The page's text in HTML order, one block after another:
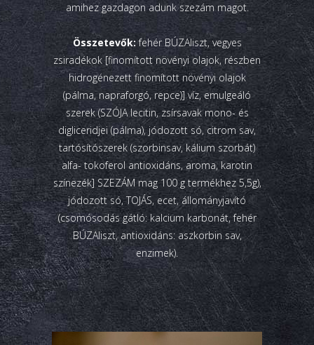
amihez gazdagon adunk szezám magot.
Összetevők: fehér BÚZAliszt, vegyes
zsiradékok [finomított növényi olajok, részben
hidrogénezett finomított növényi olajok
(pálma, napraforgó, repce)] víz, emulgeáló
szerek (SZÓJA lecitin, zsírsavak mono- és
digliceridjei (pálma), jódozott só, citrom sav,
tartósítószerek (szorbinsav, kálium szorbát)
alfa- tokoferol antioxidáns, aroma, karotin
színezék] SZEZÁM mag 100 g termékhez 5,5g),
jódozott só, TOJÁS, ecet, állományjavító
(csomósodás gátló: kalcium karbonát, fehér
BÚZAliszt, antioxidáns: aszkorbin sav,
enzimek).